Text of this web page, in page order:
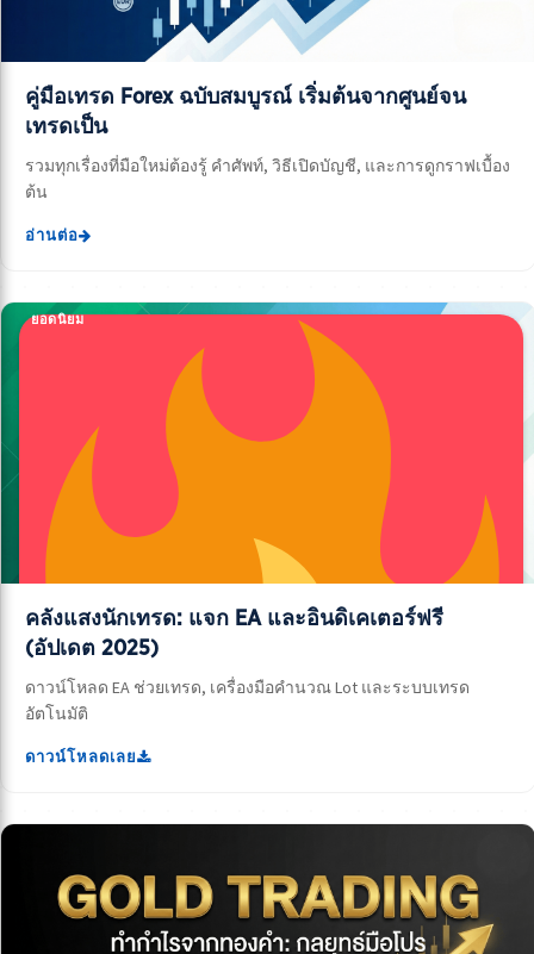
คู่มือเทรด Forex ฉบับสมบูรณ์ เริ่มต้นจากศูนย์จน
เทรดเป็น
รวมทุกเรื่องที่มือใหม่ต้องรู้ คำศัพท์, วิธีเปิดบัญชี, และการดูกราฟเบื้อง
ต้น
อ่านต่อ
ยอดนิยม
คลังแสงนักเทรด: แจก EA และอินดิเคเตอร์ฟรี
(อัปเดต 2025)
ดาวน์โหลด EA ช่วยเทรด, เครื่องมือคำนวณ Lot และระบบเทรด
อัตโนมัติ
ดาวน์โหลดเลย